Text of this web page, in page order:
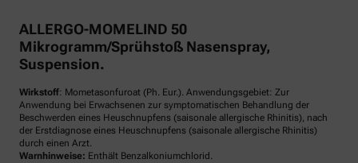
ALLERGO-MOMELIND 50
Mikrogramm/Sprühstoß Nasenspray,
Suspension.
Wirkstoff: Mometasonfuroat (Ph. Eur.). Anwendungsgebiet: Zur
Anwendung bei Erwachsenen zur symptomatischen Behandlung der
Beschwerden eines Heuschnupfens (saisonale allergische Rhinitis), nach
der Erstdiagnose eines Heuschnupfens (saisonale allergische Rhinitis)
durch einen Arzt.
Warnhinweise: Enthält Benzalkoniumchlorid.